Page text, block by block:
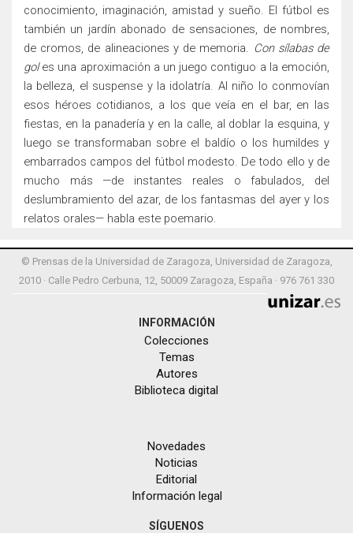
conocimiento, imaginación, amistad y sueño. El fútbol es
también un jardín abonado de sensaciones, de nombres,
de cromos, de alineaciones y de memoria. Con sílabas de
goles una aproximación a un juego contiguo a la emoción,
la belleza, el suspense y la idolatría. Al niño lo conmovían
esos héroes cotidianos, a los que veía en el bar, en las
fiestas, en la panadería y en la calle, al doblar la esquina, y
luego se transformaban sobre el baldío o los humildes y
embarrados campos del fútbol modesto. De todo ello y de
mucho más —de instantes reales o fabulados, del
deslumbramiento del azar, de los fantasmas del ayer y los
relatos orales— habla este poemario.
© Prensas de la Universidad de Zaragoza, Universidad de Zaragoza,
2010 · Calle Pedro Cerbuna, 12, 50009 Zaragoza, España · 976 761 330
INFORMACIÓN
Colecciones
Temas
Autores
Biblioteca digital
Novedades
Noticias
Editorial
Información legal
SÍGUENOS